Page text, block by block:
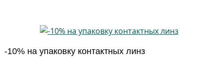
-10% на упаковку контактных линз